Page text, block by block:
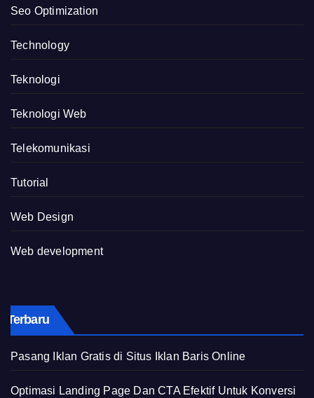
Seo Optimization
Technology
Teknologi
Teknologi Web
Telekomunikasi
Tutorial
Web Design
Web development
Terbaru
Pasang Iklan Gratis di Situs Iklan Baris Online
Optimasi Landing Page Dan CTA Efektif Untuk Konversi